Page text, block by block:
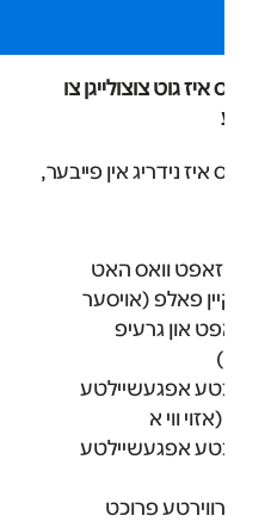
איז גוט צוצולייגן צו
איז נידריג אין פייבער,
זאפט וואס האט
קיין פאלפ (אויסער
זאפט און גרעיפ
אפגעשיילטע
(אזוי ווי א
אפגעשיילטע
פרוכט